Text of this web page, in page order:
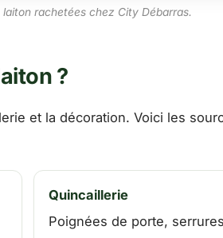
rachetées chez City Débarras.
?
et la décoration. Voici les
Quincaillerie
Poignées de porte,